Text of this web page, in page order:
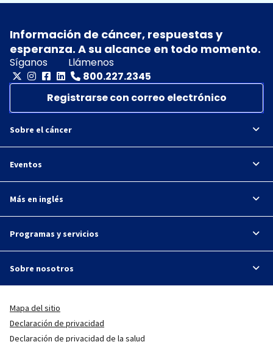
Información de cáncer, respuestas y
esperanza. A su alcance en todo momento.
Síganos
Llámenos
800.227.2345
Registrarse con correo electrónico
Sobre el cáncer
Eventos
Más en inglés
Programas y servicios
Sobre nosotros
Mapa del sitio
Declaración de privacidad
Declaración de privacidad de la salud